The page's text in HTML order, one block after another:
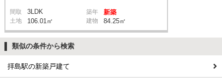
間取 3LDK 築年 新築
土地 106.01㎡ 建物 84.25㎡
類似の条件から検索
拝島駅の新築戸建て